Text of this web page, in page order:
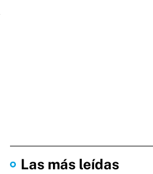
Las más leídas